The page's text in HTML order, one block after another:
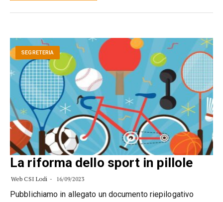
SEGRETERIA
La riforma dello sport in pillole
Web CSI Lodi 16/09/2023
Pubblichiamo in allegato un documento riepilogativo